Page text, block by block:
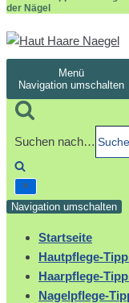
der Nägel
Menü
Navigation umschalten
Suchen nach…
Navigation umschalten
Startseite
Hautpflege-
Haarpflege-
Nagelpflege-